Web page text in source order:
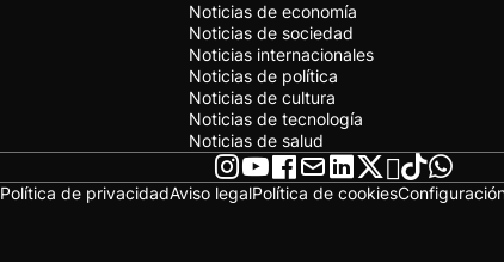
Noticias de economía
Noticias de sociedad
Noticias internacionales
Noticias de política
Noticias de cultura
Noticias de tecnología
Noticias de salud
Política de privacidadAviso legalPolítica de cookies